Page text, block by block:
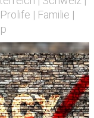
Prolife | Familie |